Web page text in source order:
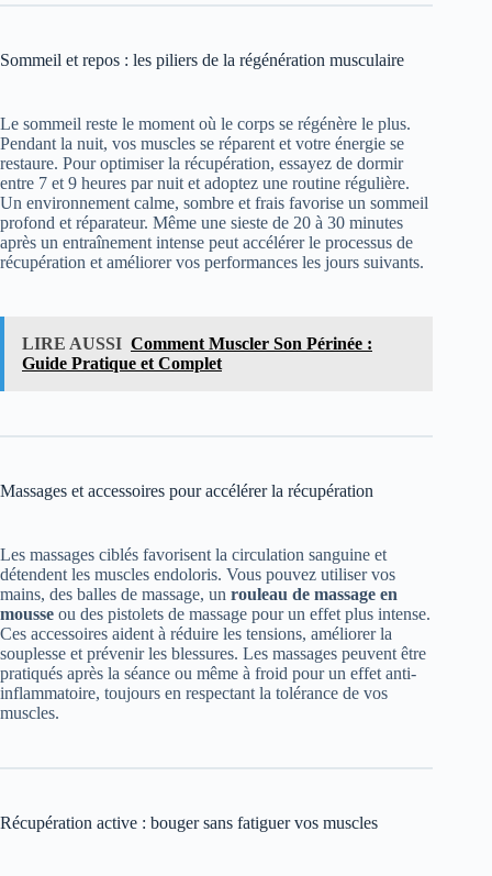
Sommeil et repos : les piliers de la régénération musculaire
Le sommeil reste le moment où le corps se régénère le plus.
Pendant la nuit, vos muscles se réparent et votre énergie se
restaure. Pour optimiser la récupération, essayez de dormir
entre 7 et 9 heures par nuit et adoptez une routine régulière.
Un environnement calme, sombre et frais favorise un sommeil
profond et réparateur. Même une sieste de 20 à 30 minutes
après un entraînement intense peut accélérer le processus de
récupération et améliorer vos performances les jours suivants.
LIRE AUSSI Comment Muscler Son Périnée :
Guide Pratique et Complet
Massages et accessoires pour accélérer la récupération
Les massages ciblés favorisent la circulation sanguine et
détendent les muscles endoloris. Vous pouvez utiliser vos
mains, des balles de massage, un rouleau de massage en
mousse ou des pistolets de massage pour un effet plus intense.
Ces accessoires aident à réduire les tensions, améliorer la
souplesse et prévenir les blessures. Les massages peuvent être
pratiqués après la séance ou même à froid pour un effet anti-
inflammatoire, toujours en respectant la tolérance de vos
muscles.
Récupération active : bouger sans fatiguer vos muscles